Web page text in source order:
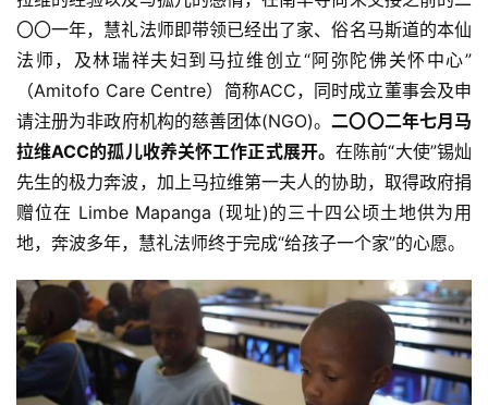
资
讯
八
点
僧
音
高
访
谈
心
〇〇一年，慧礼法师即带领已经出了家、俗名马斯道的本仙
法师，及林瑞祥夫妇到马拉维创立“阿弥陀佛关怀中心”
（Amitofo Care Centre）简称ACC，同时成立董事会及申
请注册为非政府机构的慈善团体(NGO)。二〇〇二年七月马
拉维ACC的孤儿收养关怀工作正式展开。在陈前“大使”锡灿
先生的极力奔波，加上马拉维第一夫人的协助，取得政府捐
赠位在 Limbe Mapanga (现址)的三十四公顷土地供为用
地，奔波多年，慧礼法师终于完成“给孩子一个家”的心愿。